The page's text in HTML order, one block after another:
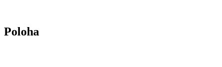
Poloha